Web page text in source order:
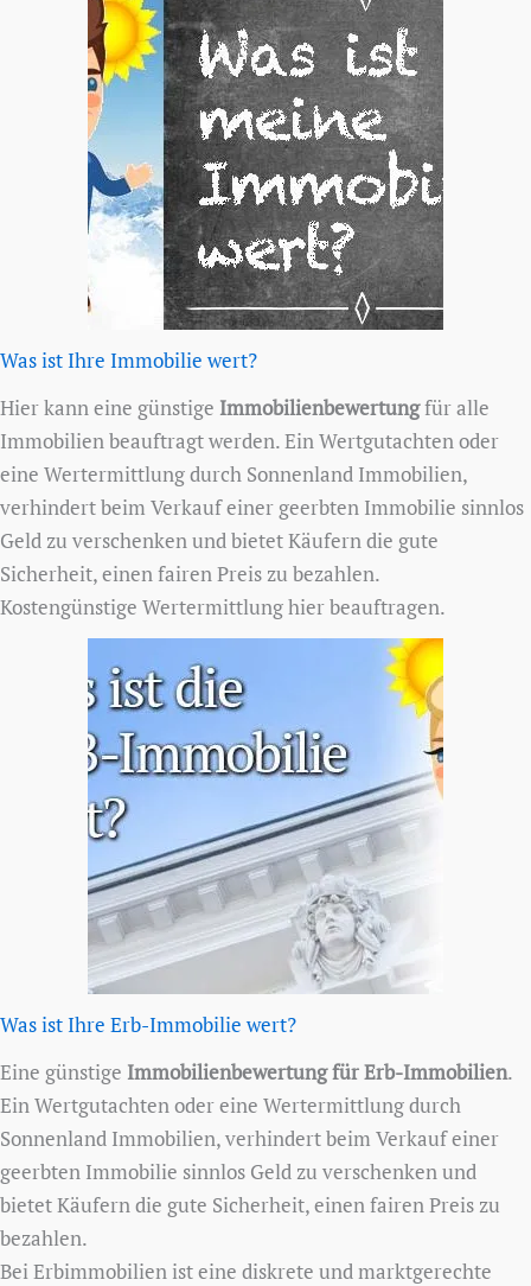
Was ist Ihre Immobilie wert?
Hier kann eine günstige Immobilienbewertungfür alle
Immobilien beauftragt werden. Ein Wertgutachten oder
eine Wertermittlung durch Sonnenland Immobilien,
verhindert beim Verkauf einer geerbten Immobilie sinnlos
Geld zu verschenken und bietet Käufern die gute
Sicherheit, einen fairen Preis zu bezahlen.
Kostengünstige Wertermittlung hier beauftragen.
Was ist Ihre Erb-Immobilie wert?
Eine günstige Immobilienbewertung für Erb-Immobilien.
Ein Wertgutachten oder eine Wertermittlung durch
Sonnenland Immobilien, verhindert beim Verkauf einer
geerbten Immobilie sinnlos Geld zu verschenken und
bietet Käufern die gute Sicherheit, einen fairen Preis zu
bezahlen.
Bei Erbimmobilien ist eine diskrete und marktgerechte